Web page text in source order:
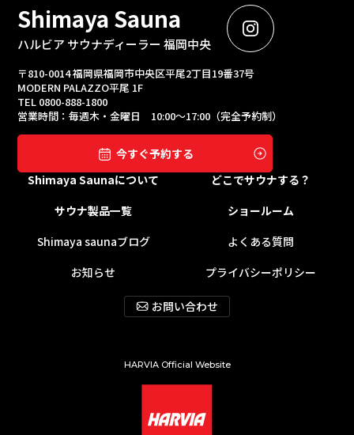
Shimaya Sauna
ハルビア サウナディーラー 福岡中央
〒810-0014 福岡県福岡市中央区平尾2丁目19番37号
MODERN PALAZZO平尾 1F
TEL 0800-888-1800
営業時間：毎週木・金曜日 10:00〜17:00（完全予約制）
今すぐ予約する
Shimaya Saunaについて
どこでサウナする？
サウナ製品一覧
ショールーム
Shimaya saunaブログ
よくある質問
お知らせ
プライバシーポリシー
お問い合わせ
HARVIA Official Website